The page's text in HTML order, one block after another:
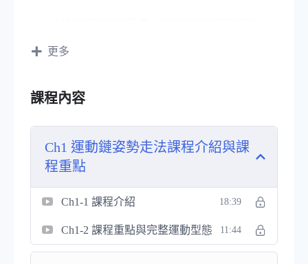
關節肌肉的整體連動，每日
讓運動就在你的生活實踐
背肌腿力充足，關節施力有
順序，肌肉使勁不受傷
瞭解步態、人體運作模式、
更多
課程內容
Ch1 運動鏈姿勢走法課程介紹與課
程重點
Ch1-1 課程介紹 18:39
Ch1-2 課程重點與完整運動型態 11:44